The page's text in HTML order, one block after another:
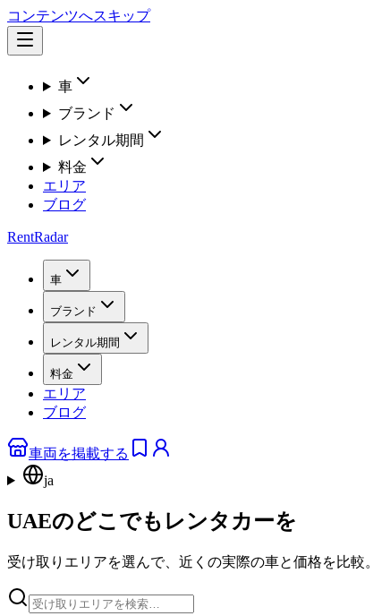
コンテンツへスキップ
車
ブランド
レンタル期間
料金
エリア
ブログ
RentRadar
車
ブランド
レンタル期間
料金
エリア
ブログ
車両を掲載する
ja
UAEのどこでもレンタカーを
受け取りエリアを選んで、近くの実際の車と価格を比較。